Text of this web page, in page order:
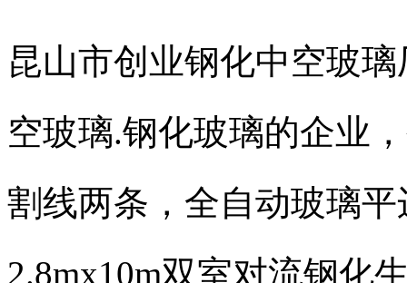
昆山市创业钢化中空玻
空玻璃.钢化玻璃的企业
割线两条，全自动玻璃
2.8mx10m双室对流钢化